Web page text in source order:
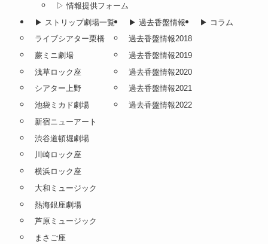
▷ 情報提供フォーム
▶︎ ストリップ劇場一覧
ライブシアター栗橋
蕨ミニ劇場
浅草ロック座
シアター上野
池袋ミカド劇場
新宿ニューアート
渋谷道頓堀劇場
川崎ロック座
横浜ロック座
大和ミュージック
熱海銀座劇場
芦原ミュージック
まさご座
▶︎ 過去香盤情報
過去香盤情報2018
過去香盤情報2019
過去香盤情報2020
過去香盤情報2021
過去香盤情報2022
▶︎ コラム